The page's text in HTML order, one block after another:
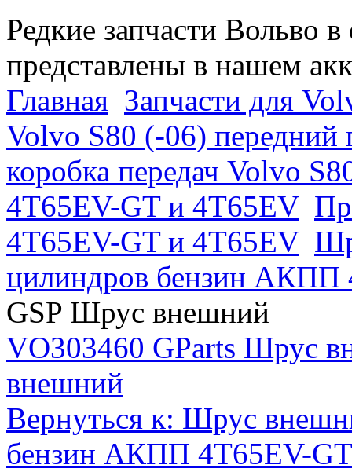
Редкие запчасти Вольво
представлены в нашем
Главная Запчасти для
Volvo S80 (-06) передний
коробка передач Volvo
4T65EV-GT и 4T65EV
4T65EV-GT и 4T65EV
цилиндров бензин АКПП
GSP Шрус внешний
VO303460 GParts Шрус
внешний
Вернуться к: Шрус
бензин АКПП 4T65EV-